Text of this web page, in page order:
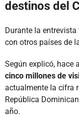
destinos del
Durante la
con otros países de
Según explicó, hace
cinco millones de
actualmente la cifra
República
año.